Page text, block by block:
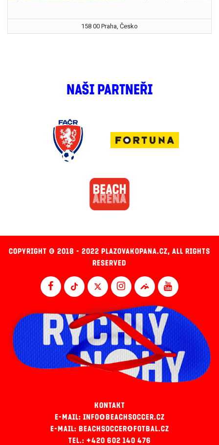
158 00 Praha, Česko
NAŠI PARTNEŘI
COPYRIGHT © 2018 - 2022 PLAZOVAKOPANA.CZ, ALL RIGHTS
RESERVED
KONTAKT
E-MAIL: INFO@BEACHSOCCER.CZ
E-MAIL: BEACHSOCCER@FOTBAL.CZ
TEL.: +420 602 140 476